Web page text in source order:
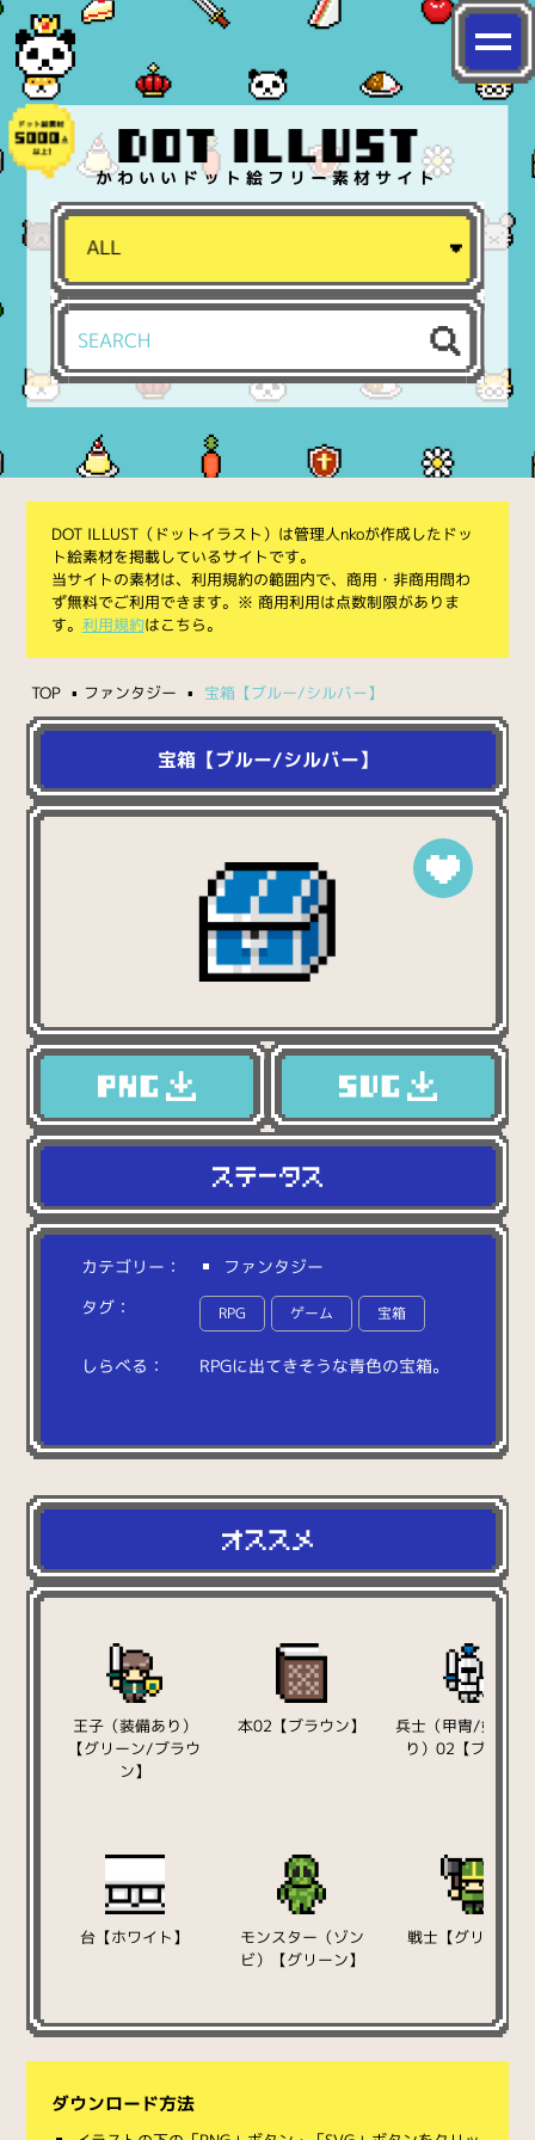
かわいいドット絵フリー素材サイト
DOT ILLUST（ドットイラスト）は管理人nkoが作成したドッ
ト絵素材を掲載しているサイトです。
当サイトの素材は、利用規約の範囲内で、商用・非商用問わ
ず無料でご利用できます。※ 商用利用は点数制限がありま
す。 利用規約はこちら。
TOP ファンタジー 宝箱【ブルー/シルバー】
宝箱【ブルー/シルバー】
カテゴリー：
ファンタジー
タグ：
RPG ゲーム 宝箱
しらべる： RPGに出てきそうな青色の宝箱。
王子（装備あり）
【グリーン/ブラウ
ン】
本02【ブラウン】
兵士（甲冑/剣と盾
り）02【ブルー】
台【ホワイト】
モンスター（ゾン
ビ）【グリーン】
戦士【グリーン】
ダウンロード方法